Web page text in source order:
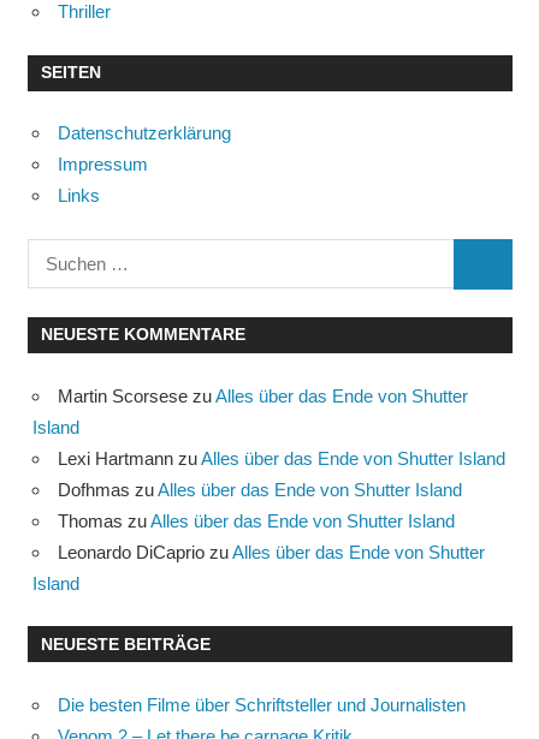
Thriller
SEITEN
Datenschutzerklärung
Impressum
Links
Suchen
nach:
NEUESTE KOMMENTARE
Martin Scorsese zuAlles über das Ende von Shutter
Island
Lexi Hartmann zuAlles über das Ende von Shutter Island
Dofhmas zuAlles über das Ende von Shutter Island
Thomas zuAlles über das Ende von Shutter Island
Leonardo DiCaprio zuAlles über das Ende von Shutter
Island
NEUESTE BEITRÄGE
Die besten Filme über Schriftsteller und Journalisten